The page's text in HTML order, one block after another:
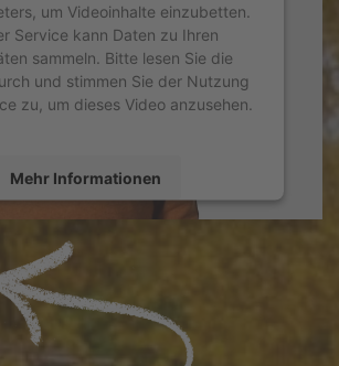
um Videoinhalte einzubetten.
Service kann Daten zu Ihren
sammeln. Bitte lesen Sie die
und stimmen Sie der Nutzung
zu, um dieses Video anzusehen.
Mehr Informationen
by
Platform